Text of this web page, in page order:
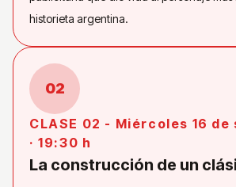
historieta argentina.
02
CLASE 02 - Miércoles 16
· 19:30 h
La construcción de un